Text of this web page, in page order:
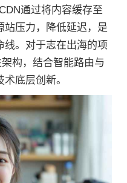
通过将内容缓存至
站压力，降低延迟，是
线。对于志在出海的项
构，结合智能路由与
底层创新。